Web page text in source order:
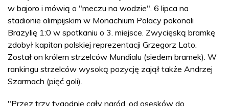
w bajoro i mówią o "meczu na wodzie". 6 lipca na
stadionie olimpijskim w Monachium Polacy pokonali
Brazylię 1:0 w spotkaniu o 3. miejsce. Zwycięską bramkę
zdobył kapitan polskiej reprezentacji Grzegorz Lato.
Został on królem strzelców Mundialu (siedem bramek). W
rankingu strzelców wysoką pozycję zajął także Andrzej
Szarmach (pięć goli).
"Przez trzy tygodnie cały naród, od osesków do